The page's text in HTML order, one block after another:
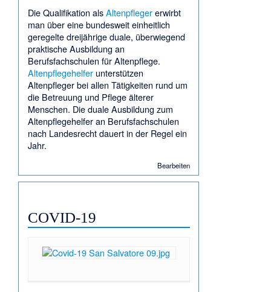
Die Qualifikation alsAltenpflegererwirbt
man über eine bundesweit einheitlich
geregelte dreijährige duale, überwiegend
praktische Ausbildung an
Berufsfachschulen für Altenpflege.
Altenpflegehelferunterstützen
Altenpfleger bei allen Tätigkeiten rund um
die Betreuung und Pflege älterer
Menschen. Die duale Ausbildung zum
Altenpflegehelfer an Berufsfachschulen
nach Landesrecht dauert in der Regel ein
Jahr.
Bearbeiten
COVID-19